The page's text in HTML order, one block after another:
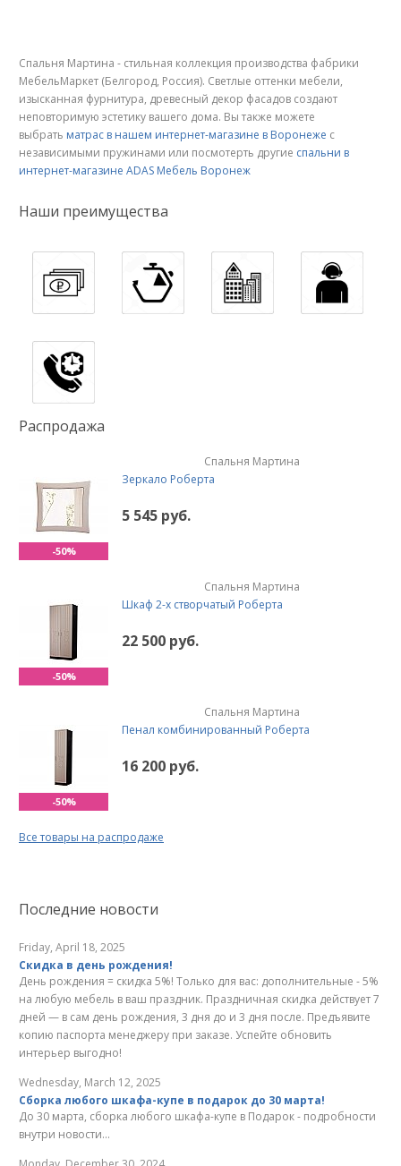
Наши преимущества
Распродажа
-50%
Спальня Мартина
Зеркало Роберта
5 545 руб.
-50%
Спальня Мартина
Шкаф 2-х створчатый Роберта
22 500 руб.
-50%
Спальня Мартина
Пенал комбинированный Роберта
16 200 руб.
Все товары на распродаже
Последние новости
Friday, April 18, 2025
Скидка в день рождения!
День рождения = скидка 5%! Только для вас: дополнительные - 5%
на любую мебель в ваш праздник. Праздничная скидка действует 7
дней — в сам день рождения, 3 дня до и 3 дня после. Предъявите
копию паспорта менеджеру при заказе. Успейте обновить
интерьер выгодно!
Wednesday, March 12, 2025
Сборка любого шкафа-купе в подарок до 30 марта!
До 30 марта, сборка любого шкафа-купе в Подарок - подробности
внутри новости...
Спальня Мартина - стильная коллекция производства фабрики
МебельМаркет (Белгород, Россия). Светлые оттенки мебели,
изысканная фурнитура, древесный декор фасадов создают
неповторимую эстетику вашего дома. Вы также можете
выбрать матрас в нашем интернет-магазине в Воронеже с
независимыми пружинами или посмотерть другие спальни в
интернет-магазине ADAS Мебель Воронеж